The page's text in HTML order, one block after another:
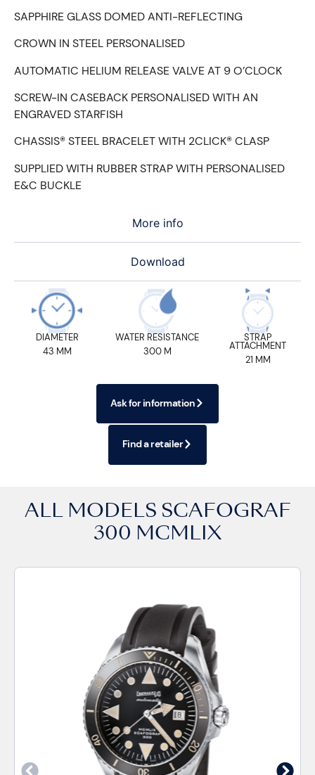
More info
Download
SAPPHIRE GLASS DOMED ANTI-REFLECTING
CROWN IN STEEL PERSONALISED
AUTOMATIC HELIUM RELEASE VALVE AT 9 O’CLOCK
SCREW-IN CASEBACK PERSONALISED WITH AN
ENGRAVED STARFISH
CHASSIS® STEEL BRACELET WITH 2CLICK® CLASP
SUPPLIED WITH RUBBER STRAP WITH PERSONALISED
E&C BUCKLE
DIAMETER
43 MM
WATER RESISTANCE
300 M
STRAP
ATTACHMENT
21 MM
Ask for information
Find a retailer
ALL MODELS SCAFOGRAF
300 MCMLIX